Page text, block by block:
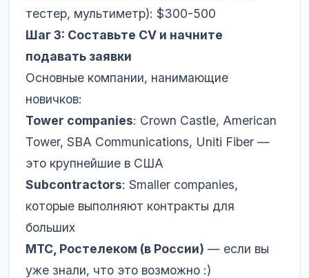
тестер, мультиметр): $300-500
Шаг 3: Составьте CV и начните
подавать заявки
Основные компании, нанимающие
новичков:
Tower companies: Crown Castle, American
Tower, SBA Communications, Uniti Fiber —
это крупнейшие в США
Subcontractors: Smaller companies,
которые выполняют контракты для
больших
МТС, Ростелеком (в России) — если вы
уже знали, что это возможно :)